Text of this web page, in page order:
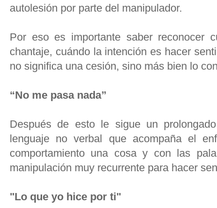
autolesión por parte del manipulador.
Por eso es importante saber reconocer
chantaje, cuándo la intención es hacer
no significa una cesión, sino más bien lo
“No me pasa nada”
Después de esto le sigue un
lenguaje no verbal que acompaña el
comportamiento una cosa y con las
manipulación muy recurrente para hacer
"Lo que yo hice por ti"